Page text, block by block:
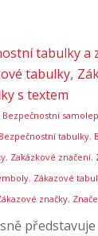
tabulky a
tabulky,
s textem
Bezpečnostní
Bezpečnostní tabulky,
, Zakázkové značení,
, Zákazové
značky,